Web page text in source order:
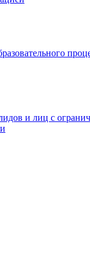
и лиц с